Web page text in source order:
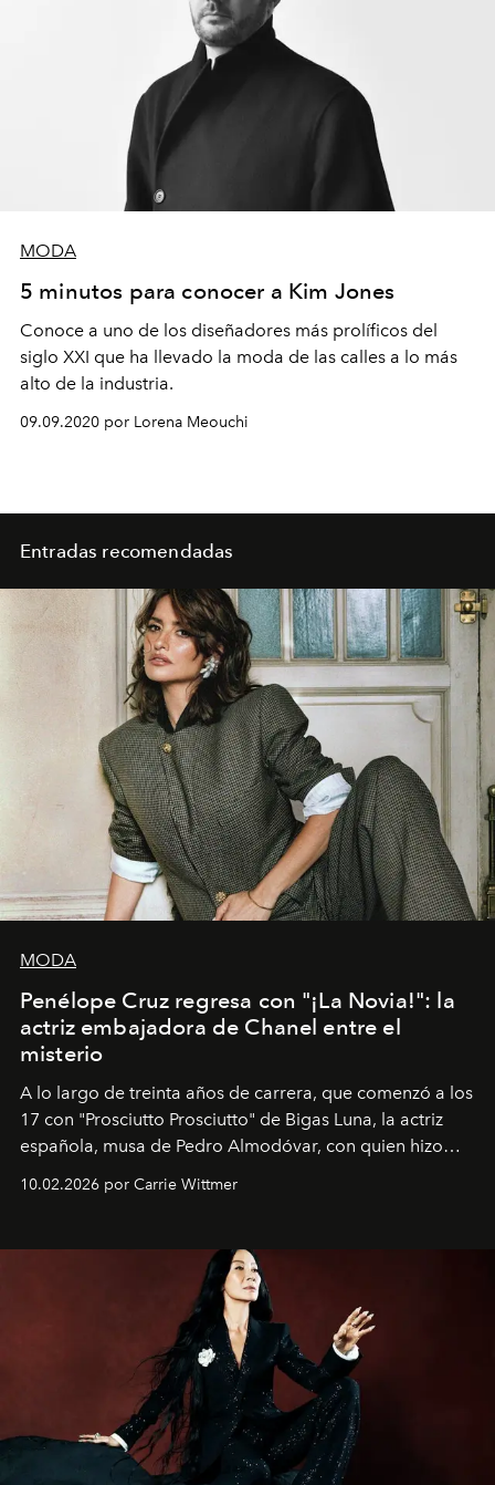
MODA
5 minutos para conocer a Kim Jones
Conoce a uno de los diseñadores más prolíficos del
siglo XXI que ha llevado la moda de las calles a lo más
alto de la industria.
09.09.2020 por Lorena Meouchi
Entradas recomendadas
MODA
Penélope Cruz regresa con "¡La Novia!": la
actriz embajadora de Chanel entre el
misterio
A lo largo de treinta años de carrera, que comenzó a los
17 con "Prosciutto Prosciutto" de Bigas Luna, la actriz
española, musa de Pedro Almodóvar, con quien hizo
Barcelona", ha dividido su tiempo entre Europa y
dirigida por Maggie Gyllenhaal.
10.02.2026 por Carrie Wittmer